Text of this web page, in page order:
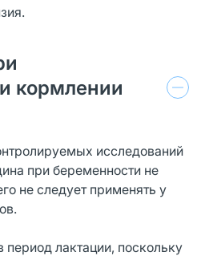
кормлении
исследований
при беременности не
не следует применять у
период лактации, поскольку